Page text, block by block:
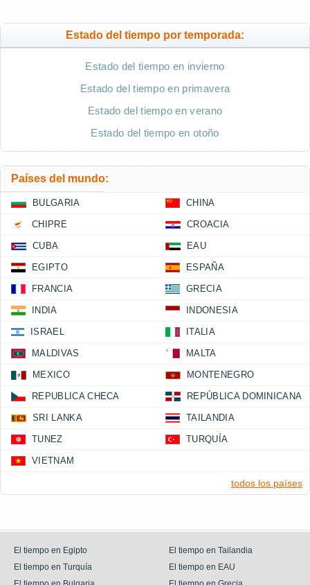
Estado del tiempo por temporada:
Estado del tiempo en invierno
Estado del tiempo en primavera
Estado del tiempo en verano
Estado del tiempo en otoño
Países del mundo:
BULGARIA CHINA
CHIPRE CROACIA
CUBA EAU
EGIPTO ESPAÑA
FRANCIA GRECIA
INDIA INDONESIA
ISRAEL ITALIA
MALDIVAS MALTA
MEXICO MONTENEGRO
REPUBLICA CHECA REPÚBLICA DOMINICANA
SRI LANKA TAILANDIA
TUNEZ TURQUÍA
VIETNAM
todos los países
El tiempo en Egipto
El tiempo en Tailandia
El tiempo en Turquía
El tiempo en EAU